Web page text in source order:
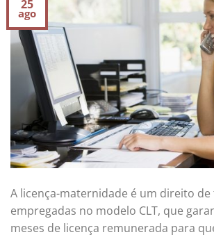
25
ago
A licença-maternidade é um direito de
empregadas no modelo CLT, que
meses de licença remunerada para